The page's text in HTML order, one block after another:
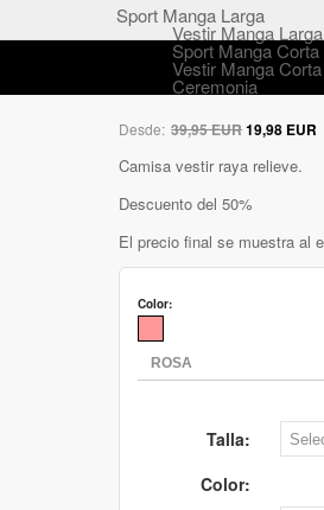
Sport Manga Larga
Vestir Manga Larga
Sport Manga Corta
Vestir Manga Corta
Ceremonia
Desde: 39,95 EUR19,98 EUR
Camisa vestir raya relieve.
Descuento del 50%
El precio final se muestra al
Color:
Talla:
Color: